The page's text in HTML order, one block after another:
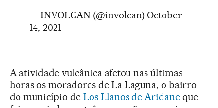
— INVOLCAN (@involcan) October
14, 2021
A atividade vulcânica afetou nas últimas
horas os moradores de La Laguna, o bairro
do município deLos Llanos de Aridane que